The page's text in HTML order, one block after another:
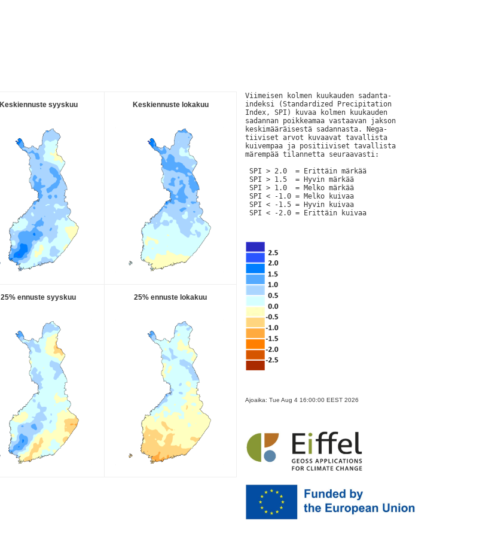
Keskiennuste syyskuu Keskiennuste lokakuu
25% ennuste syyskuu 25% ennuste lokakuu
Viimeisen kolmen kuukauden sadanta-
indeksi (Standardized Precipitation
Index, SPI) kuvaa kolmen kuukauden
sadannan poikkeamaa vastaavan jakson
keskimääräisestä sadannasta. Nega-
tiiviset arvot kuvaavat tavallista
kuivempaa ja positiiviset tavallista
märempää tilannetta seuraavasti:
SPI > 2.0  = Erittäin märkää
SPI > 1.5  = Hyvin märkää
SPI > 1.0  = Melko märkää
SPI < -1.0 = Melko kuivaa
SPI < -1.5 = Hyvin kuivaa
SPI < -2.0 = Erittäin kuivaa
Ajoaika: Tue Aug 4 16:00:00 EEST 2026